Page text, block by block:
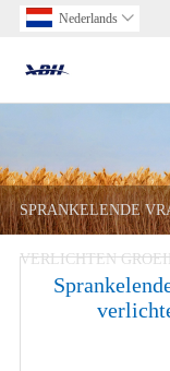
Nederlands 
SPRANKELENDE
VERLICHTEN